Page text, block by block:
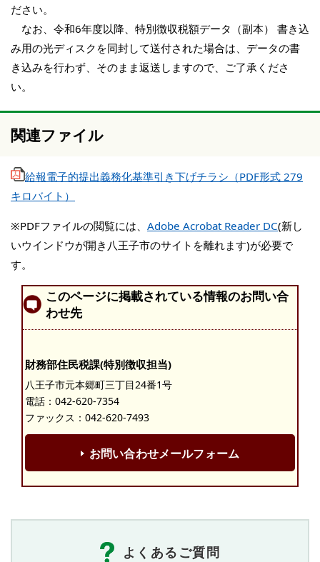
ださい。
なお、令和6年度以降、特別徴収税額データ（副本） 書き込
み用の光ディスクを同封して送付された場合は、データの書
き込みを行わず、そのまま返送しますので、ご了承くださ
い。
関連ファイル
給報電子的提出義務化基準引き下げチラシ（PDF形式 279
キロバイト）
※PDFファイルの閲覧には、 Adobe Acrobat Reader DC(新し
いウインドウが開き八王子市のサイトを離れます)が必要で
す。
このページに掲載されている情報のお問い合
わせ先
財務部住民税課(特別徴収担当)
八王子市元本郷町三丁目24番1号
電話： 042-620-7354
ファックス：042-620-7493
お問い合わせメールフォーム
よくあるご質問